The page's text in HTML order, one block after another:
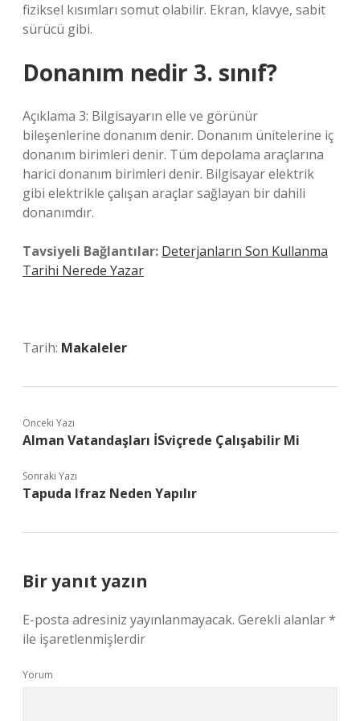
fiziksel kısımları somut olabilir. Ekran, klavye, sabit
sürücü gibi.
Donanım nedir 3. sınıf?
Açıklama 3: Bilgisayarın elle ve görünür
bileşenlerine donanım denir. Donanım ünitelerine iç
donanım birimleri denir. Tüm depolama araçlarına
harici donanım birimleri denir. Bilgisayar elektrik
gibi elektrikle çalışan araçlar sağlayan bir dahili
donanımdır.
Tavsiyeli Bağlantılar: Deterjanların Son Kullanma
Tarihi Nerede Yazar
Tarih: Makaleler
Önceki Yazı
Alman Vatandaşları İSviçrede Çalışabilir Mi
Sonraki Yazı
Tapuda Ifraz Neden Yapılır
Bir yanıt yazın
E-posta adresiniz yayınlanmayacak. Gerekli alanlar*
ile işaretlenmişlerdir
Yorum